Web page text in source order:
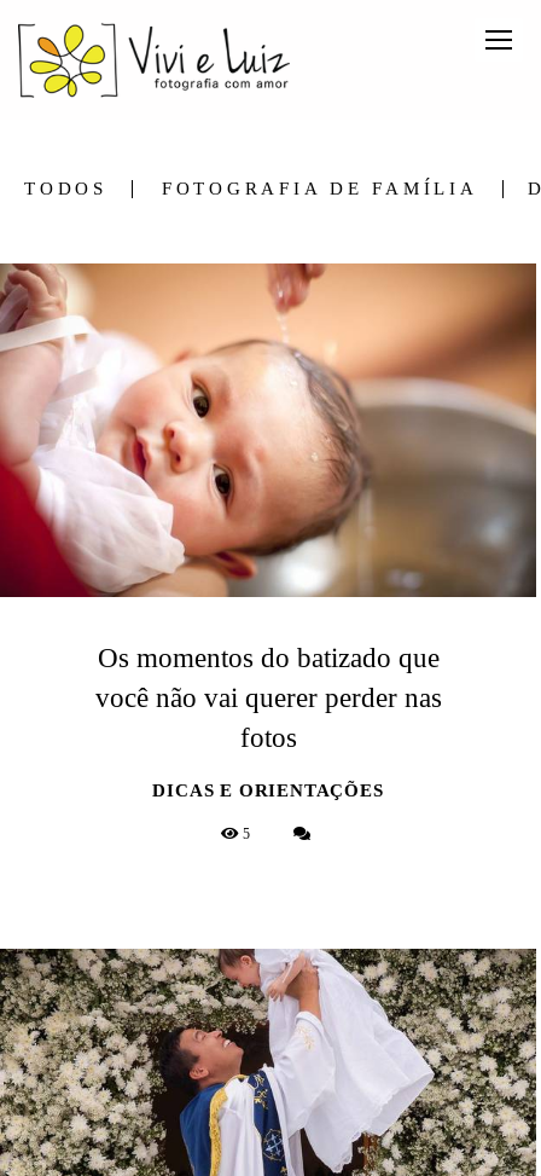
TODOS FOTOGRAFIA DE FAMÍLIA
Os momentos do batizado que
você não vai querer perder nas
fotos
DICAS E ORIENTAÇÕES
5